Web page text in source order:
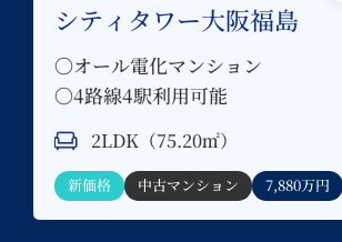
シティタワー大阪福島
〇オール電化マンション
〇4路線4駅利用可能
2LDK（75.20㎡）
新価格 中古マンション 7,880万円